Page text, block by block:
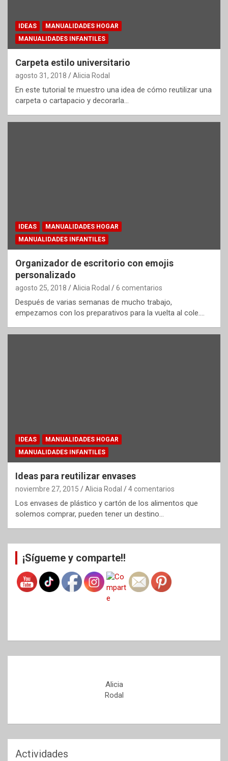
IDEAS
MANUALIDADES HOGAR
MANUALIDADES INFANTILES
Carpeta estilo universitario
agosto 31, 2018 Alicia Rodal
En este tutorial te muestro una idea de cómo reutilizar una
carpeta o cartapacio y decorarla…
IDEAS
MANUALIDADES HOGAR
MANUALIDADES INFANTILES
Organizador de escritorio con emojis
personalizado
agosto 25, 2018 Alicia Rodal 6 comentarios
Después de varias semanas de mucho trabajo,
empezamos con los preparativos para la vuelta al cole.…
IDEAS
MANUALIDADES HOGAR
MANUALIDADES INFANTILES
Ideas para reutilizar envases
noviembre 27, 2015 Alicia Rodal 4 comentarios
Los envases de plástico y cartón de los alimentos que
solemos comprar, pueden tener un destino…
¡Sígueme y comparte!!
Alicia
Rodal
Actividades